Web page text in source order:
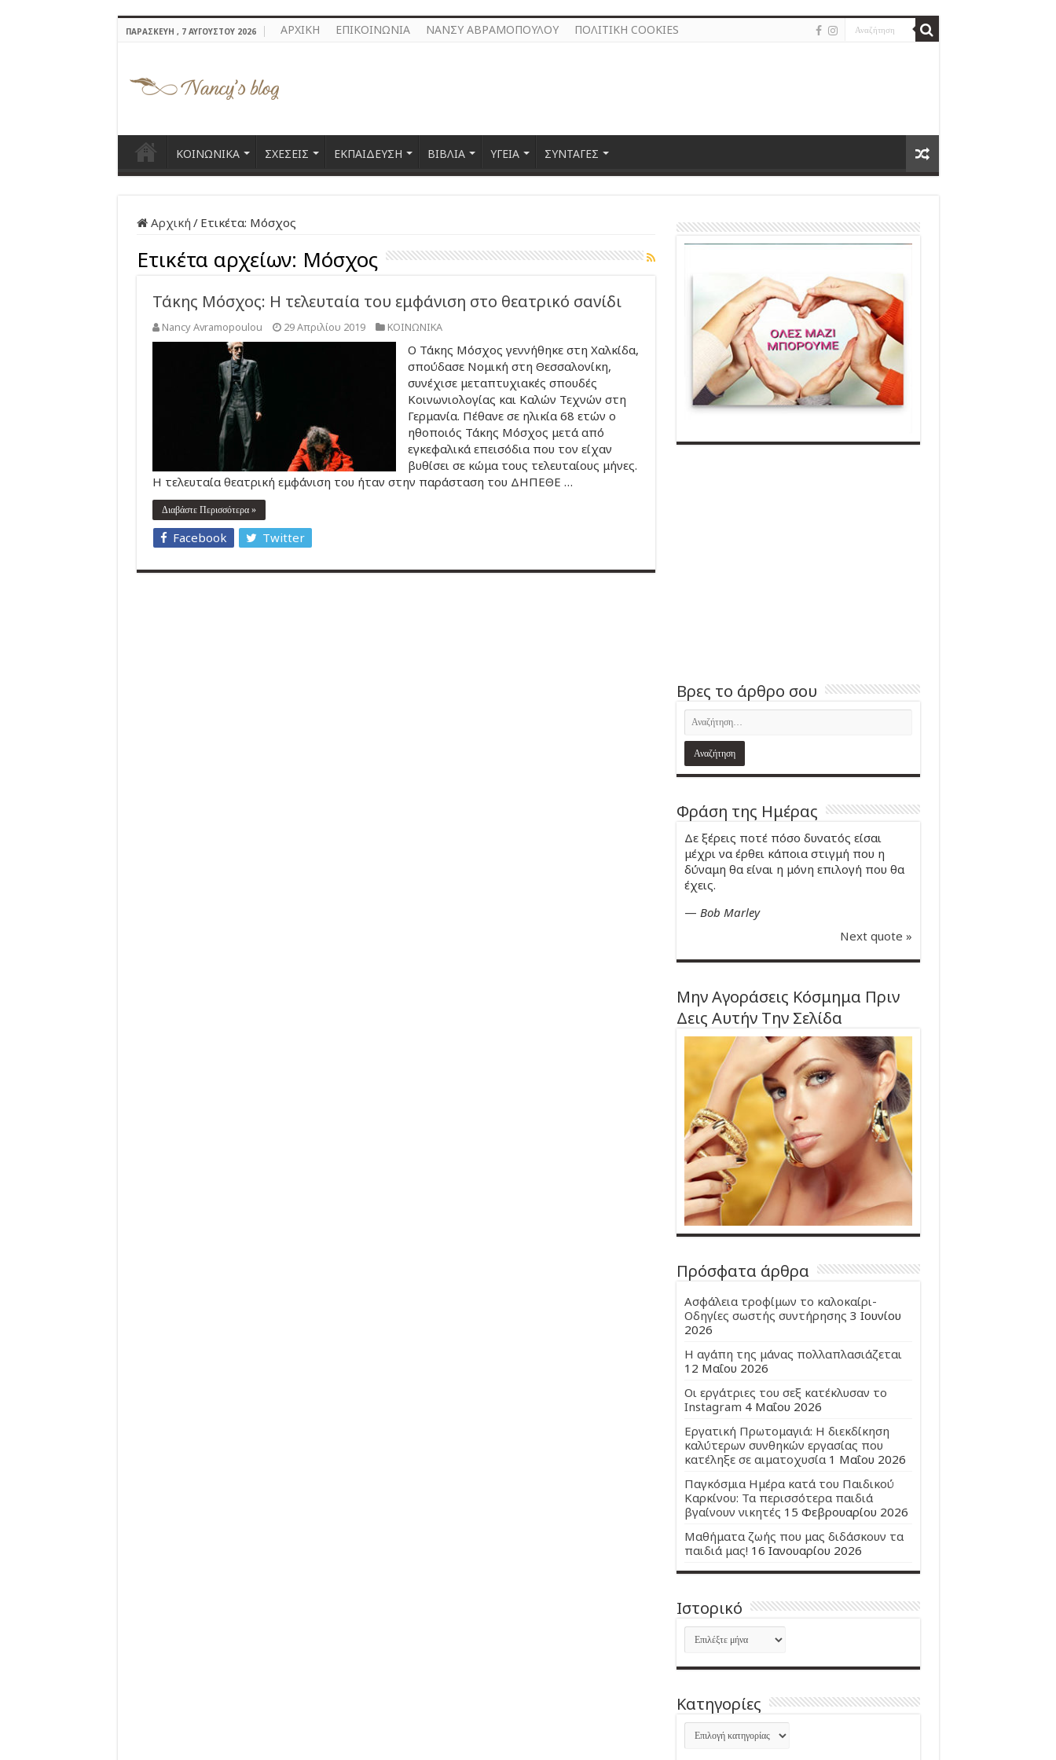
ΠΑΡΑΣΚΕΥΉ , 7 ΑΥΓΟΎΣΤΟΥ 2026 ΑΡΧΙΚΗ ΕΠΙΚΟΙΝΩΝΙΑ ΝΑΝΣΥ ΑΒΡΑΜΟΠΟΥΛΟΥ ΠΟΛΙΤΙΚΗ COOKIES
ΚΟΙΝΩΝΙΚΑ ΣΧΕΣΕΙΣ ΕΚΠΑΙΔΕΥΣΗ ΒΙΒΛΙΑ ΥΓΕΙΑ ΣΥΝΤΑΓΕΣ
Αρχική / Ετικέτα: Μόσχος
Ετικέτα αρχείων: Μόσχος
Τάκης Μόσχος: H τελευταία του εμφάνιση στο θεατρικό σανίδι
Nancy Avramopoulou 29 Απριλίου 2019 ΚΟΙΝΩΝΙΚΑ
Ο Τάκης Μόσχος γεννήθηκε στη Χαλκίδα,
σπούδασε Νομική στη Θεσσαλονίκη,
συνέχισε μεταπτυχιακές σπουδές
Κοινωνιολογίας και Καλών Τεχνών στη
Γερμανία. Πέθανε σε ηλικία 68 ετών ο
ηθοποιός Τάκης Μόσχος μετά από
εγκεφαλικά επεισόδια που τον είχαν
βυθίσει σε κώμα τους τελευταίους μήνες.
Η τελευταία θεατρική εμφάνιση του ήταν στην παράσταση του ΔΗΠΕΘΕ …
Διαβάστε Περισσότερα »
Facebook Twitter
Βρες το άρθρο σου
Φράση της Ημέρας
Δε ξέρεις ποτέ πόσο δυνατός είσαι
μέχρι να έρθει κάποια στιγμή που η
δύναμη θα είναι η μόνη επιλογή που θα
έχεις.
— Bob Marley
Next quote »
Μην Αγοράσεις Κόσμημα Πριν
Δεις Αυτήν Την Σελίδα
Πρόσφατα άρθρα
Ασφάλεια τροφίμων το καλοκαίρι-
Οδηγίες σωστής συντήρησης 3 Ιουνίου
2026
Η αγάπη της μάνας πολλαπλασιάζεται
12 Μαΐου 2026
Οι εργάτριες του σεξ κατέκλυσαν το
Instagram 4 Μαΐου 2026
Εργατική Πρωτομαγιά: Η διεκδίκηση
καλύτερων συνθηκών εργασίας που
κατέληξε σε αιματοχυσία 1 Μαΐου 2026
Παγκόσμια Ημέρα κατά του Παιδικού
Καρκίνου: Τα περισσότερα παιδιά
βγαίνουν νικητές 15 Φεβρουαρίου 2026
Μαθήματα ζωής που μας διδάσκουν τα
παιδιά μας! 16 Ιανουαρίου 2026
Ιστορικό
Ιστορικό
Kατηγορίες
Kατηγορίες